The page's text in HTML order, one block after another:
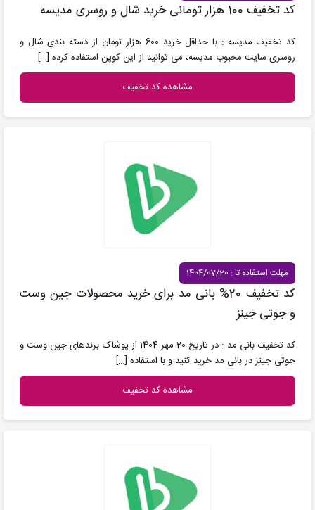
کد تخفیف 100 هزار تومانی خرید شال و روسری مدیسه
کد تخفیف مدیسه : با حداقل خرید 600 هزار تومان از دسته بندی شال و
روسری سایت محبوب مدیسه، می توانید از این کوپن استفاده کرده […]
مشاهده کد تخفیف
مهلت استفاده تا : 1404/07/20
کد تخفیف 20% بانی مد برای خرید محصولات جین وست
و جوتی جینز
کد تخفیف بانی مد : در تاریخ 20 مهر 1404 از پوشاک برندهای جین وست و
جوتی جینز در بانی مد خرید کنید و با استفاده […]
مشاهده کد تخفیف